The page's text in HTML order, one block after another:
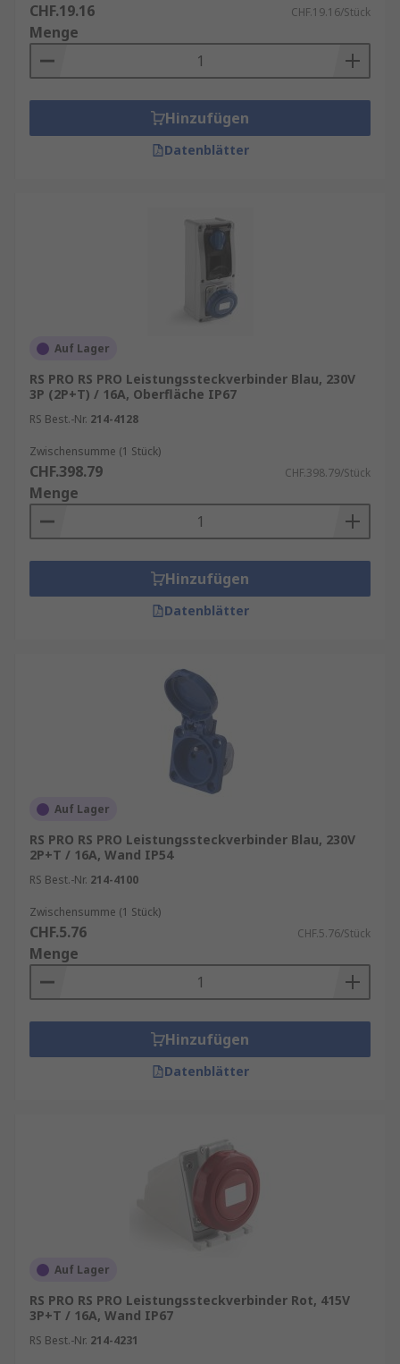
CHF.19.16 CHF.19.16/Stück
Menge
Hinzufügen
Datenblätter
Auf Lager
RS PRO RS PRO Leistungssteckverbinder Blau, 230V
3P (2P+T) / 16A, Oberfläche IP67
RS Best.-Nr. 214-4128
Zwischensumme (1 Stück)
CHF.398.79 CHF.398.79/Stück
Menge
Hinzufügen
Datenblätter
Auf Lager
RS PRO RS PRO Leistungssteckverbinder Blau, 230V
2P+T / 16A, Wand IP54
RS Best.-Nr. 214-4100
Zwischensumme (1 Stück)
CHF.5.76 CHF.5.76/Stück
Menge
Hinzufügen
Datenblätter
Auf Lager
RS PRO RS PRO Leistungssteckverbinder Rot, 415V
3P+T / 16A, Wand IP67
RS Best.-Nr. 214-4231